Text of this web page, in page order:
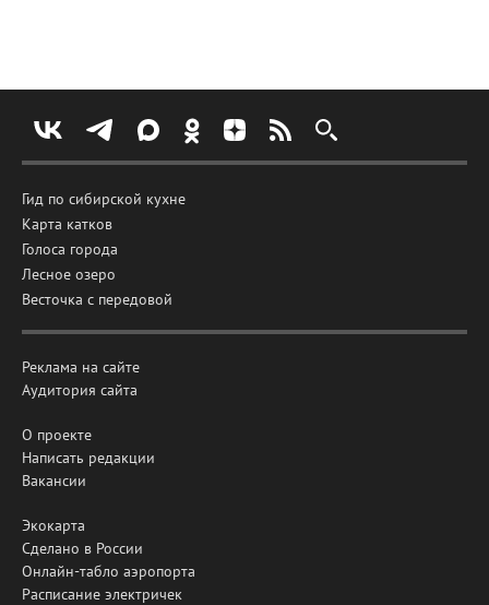
Гид по сибирской кухне
Карта катков
Голоса города
Лесное озеро
Весточка с передовой
Реклама на сайте
Аудитория сайта
О проекте
Написать редакции
Вакансии
Экокарта
Сделано в России
Онлайн-табло аэропорта
Расписание электричек